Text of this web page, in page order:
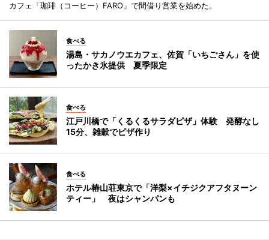
カフェ「珈琲（コーヒー）FARO」で間借り営業を始めた。
食べる
湯島・サカノウエカフェ、佐賀「いちごさん」を使
ったかき氷提供 夏季限定
食べる
江戸川橋で「くるくるサラダピザ」体験 発酵なし
15分、雑穀でピザ作り
食べる
ホテル椿山荘東京で「洋梨×イチジクアフタヌーン
ティー」 夜はシャンパンも